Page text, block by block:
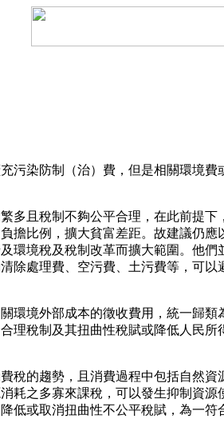
染防制（治）費，但是相關環境費
且稅制不夠公平合理，在此前提下
擔比例，擴大貧富差距。故建議仍
環境稅及稅制改革而擴大範圍。他們
除處理費、空污費、土污費等，可
境外部成本的徵收費用，統一歸類
理稅制及其扭曲性稅賦或降低人民所
的趨勢，且消費過程中包括自然資
耗之多寡來課稅，可以發生抑制資
低或取消扭曲性不公平稅賦，為一符